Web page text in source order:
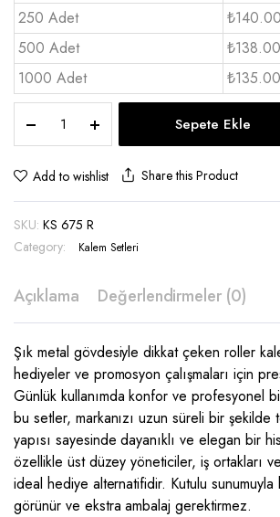
250 Adet
₺140.00
500 Adet
₺138.00
1000 Adet
₺135.00
Metal
Roller
Kalem
KS
675
R
Sepete Ekle
Add to wishlist Share this Product
SKU: KS 675 R
Category:
Kalem Setleri
Açıklama Değerlendirmeler (0)
Şık metal gövdesiyle dikkat çeken roller
hediyeler ve promosyon çalışmaları için
Günlük kullanımda konfor ve profesyonel
bu setler, markanızı uzun süreli bir şekilde
yapısı sayesinde dayanıklı ve elegan bir
özellikle üst düzey yöneticiler, iş ortakları
ideal hediye alternatifidir. Kutulu sunumuyla
görünür ve ekstra ambalaj gerektirmez.